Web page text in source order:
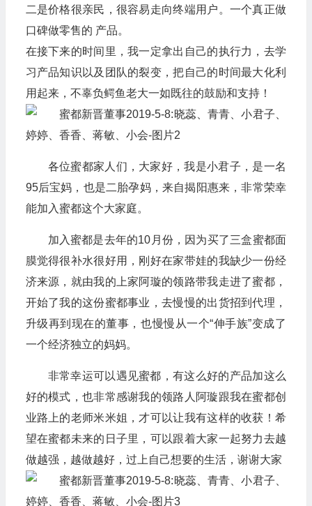
二是价格很亲民，很容易走向终端用户。一个真正做
口碑做零售的 产品。
在接下来的时间里，我一定拿出自己的执行力，去学
习产品知识以及团队的裂变，把自己的时间最大化利
用起来，不辜负鳄鱼老大一如既往的鼓励和支持！
各位蜜都家人们，大家好，我是小君子，是一名
95后宝妈，也是二胎孕妈，来自揭阳惠来，非常荣幸
能加入蜜都这个大家庭。
加入蜜都是去年的10月份，因为买了三盒蜜都面
膜觉得很补水很好用，刚好在家带娃的我缺少一份经
济来源，就由我的上家阿璇的领路带我走进了蜜都，
开始了我的这份蜜都事业，去慢慢的出货招到代理，
升级再到现在的董事，也慢慢从一个“伸手族”变成了
一个经济独立的妈妈。
非常幸运可以遇见蜜都，有这么好的产品加这么
好的模式，也非常感谢我的领路人阿璇跟我在蜜都创
业路上的老师米米姐，才可以让我有这样的收获！希
望在蜜都未来的日子里，可以跟着大家一起努力去越
做越强，越做越好，过上自己想要的生活，谢谢大家